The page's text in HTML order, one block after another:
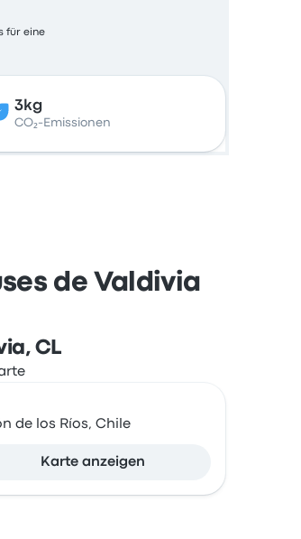
für eine
3kg
CO₂-Emissionen
de Valdivia
CL
de los Ríos, Chile
Karte anzeigen